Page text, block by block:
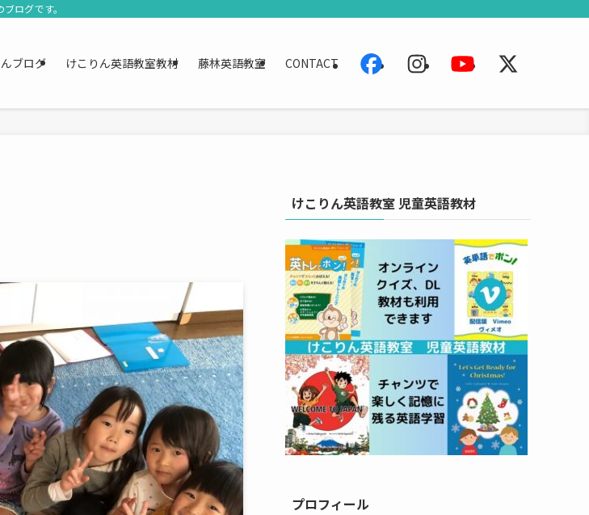
ログです。
ブログ けこりん英語教室教材 藤林英語教室 CONTACT
けこりん英語教室 児童英語教材
プロフィール